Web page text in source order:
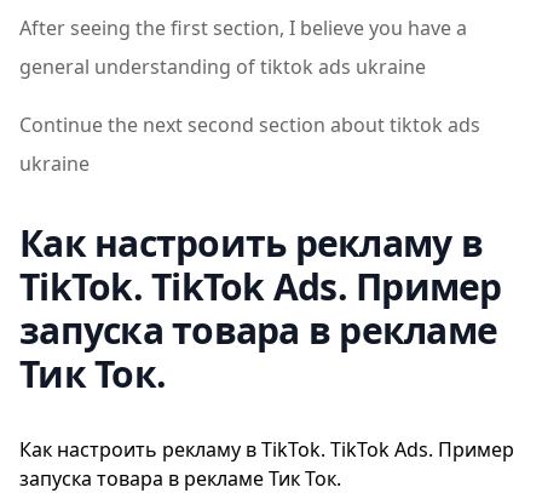
After seeing the first section, I believe you have a
general understanding of tiktok ads ukraine
Continue the next second section about tiktok ads
ukraine
Как настроить рекламу в
TikTok. TikTok Ads. Пример
запуска товара в рекламе
Тик Ток.
Как настроить рекламу в TikTok. TikTok Ads. Пример
запуска товара в рекламе Тик Ток.